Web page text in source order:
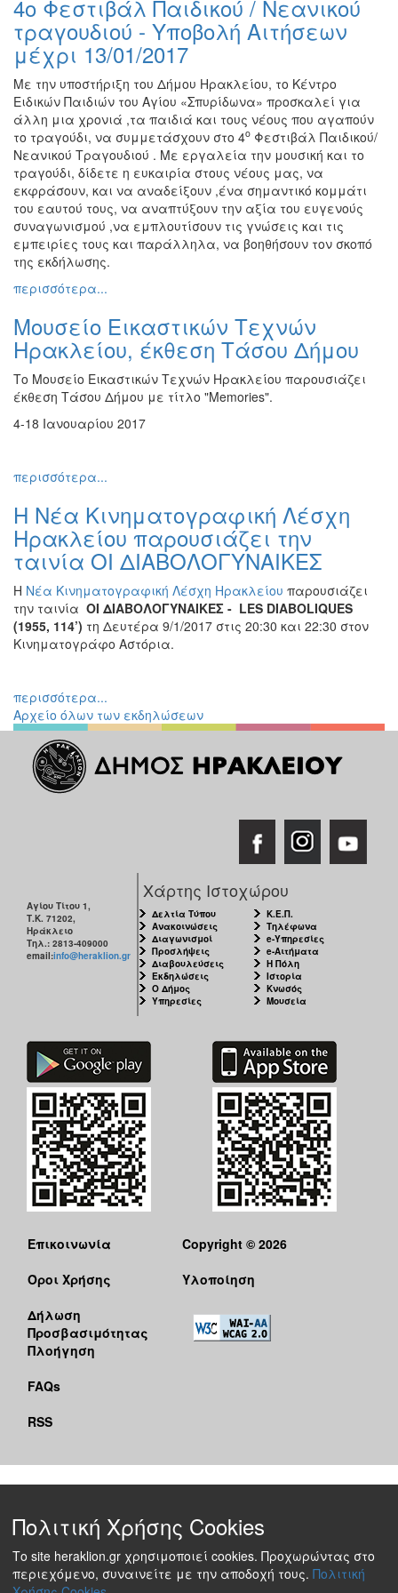
Ζωγραφική
Φωτογραφία
Τραγούδι
Μουσική
Κινηματογράφος
Χορός
Θέατρο
Παζάρι
Ειδών
Συνέδρια
Ημερίδες
-
Σεμινάρια-
Διαλέξεις-
Ομιλίες
Διάφορες
Εκθέσεις
Παιδιά
Άλλες
Εκδηλώσεις
ΤΟΠΟΣ
ΜΑΣ
ΠΟΛΙΤΙΣΜΟΣ
ΑΝΘΕΚΤΙΚΗ
ΠΟΛΗ
4ο Φεστιβάλ Παιδικού / Νεανικού
τραγουδιού - Υποβολή Αιτήσεων
μέχρι 13/01/2017
Με την υποστήριξη του Δήμου Ηρακλείου, το Κέντρο
Ειδικών Παιδιών του Αγίου «Σπυρίδωνα» προσκαλεί για
άλλη μια χρονιά ,τα παιδιά και τους νέους που αγαπούν
το τραγούδι, να συμμετάσχουν στο 4ο Φεστιβάλ Παιδικού/
Νεανικού Τραγουδιού . Με εργαλεία την μουσική και το
τραγούδι, δίδετε η ευκαιρία στους νέους μας, να
εκφράσουν, και να αναδείξουν ,ένα σημαντικό κομμάτι
του εαυτού τους, να αναπτύξουν την αξία του ευγενούς
συναγωνισμού ,να εμπλουτίσουν τις γνώσεις και τις
εμπειρίες τους και παράλληλα, να βοηθήσουν τον σκοπό
της εκδήλωσης.
περισσότερα...
Μουσείο Εικαστικών Τεχνών
Ηρακλείου, έκθεση Τάσου Δήμου
Το Μουσείο Εικαστικών Τεχνών Ηρακλείου παρουσιάζει
έκθεση Τάσου Δήμου με τίτλο "Memories".
4-18 Ιανουαρίου 2017
περισσότερα...
Η Νέα Κινηματογραφική Λέσχη
Ηρακλείου παρουσιάζει την
ταινία ΟΙ ΔΙΑΒΟΛΟΓΥΝΑΙΚΕΣ
Η Νέα Κινηματογραφική Λέσχη Ηρακλείου παρουσιάζει
την ταινία ΟΙ ΔΙΑΒΟΛΟΓΥΝΑΙΚΕΣ - LES DIABOLIQUES
(1955, 114’) τη Δευτέρα 9/1/2017 στις 20:30 και 22:30 στον
Κινηματογράφο Αστόρια.
περισσότερα...
Αρχείο όλων των εκδηλώσεων
Αγίου Τίτου 1,
Τ.Κ. 71202,
Ηράκλειο
Τηλ.: 2813-409000
email:info@heraklion.gr
Χάρτης Ιστοχώρου
Δελτία Τύπου
Ανακοινώσεις
Διαγωνισμοί
Προσλήψεις
Διαβουλεύσεις
Εκδηλώσεις
Ο Δήμος
Υπηρεσίες
Κ.Ε.Π.
Τηλέφωνα
e-Υπηρεσίες
e-Αιτήματα
Η Πόλη
Ιστορία
Κνωσός
Μουσεία
Επικοινωνία
Όροι Χρήσης
Δήλωση
Προσβασιμότητας
Πλοήγηση
FAQs
RSS
Copyright © 2026
Υλοποίηση
Πολιτική Χρήσης Cookies
Το site heraklion.gr χρησιμοποιεί cookies. Προχωρώντας στο
περιεχόμενο, συναινείτε με την αποδοχή τους. Πολιτική